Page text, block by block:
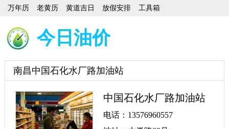
万年历 老黄历 黄道吉日 放假安排 工具箱
今日油价
南昌中国石化水厂路加油站
中国石化水厂路加油站
电话：13576960557